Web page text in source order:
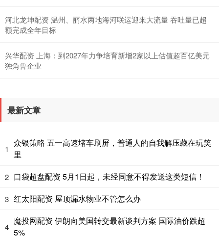
河北龙坤配资 温州、丽水两地海河联运迎来大流量 吞吐量已超
额完成全年目标
兴华配资 上海：到2027年力争培育新增2家以上估值超百亿美元
独角兽企业
最新文章
1
众银策略 五一高速堵车刷屏，普通人的自我解压藏在玩笑
里
2 口袋超盘配资 5月1日起，未经同意不得发送这类短信！
3 红太阳配资 屋顶漏水物业不管怎么办
4
魔投网配资 伊朗向美国转交最新谈判方案 国际油价跌超
5%